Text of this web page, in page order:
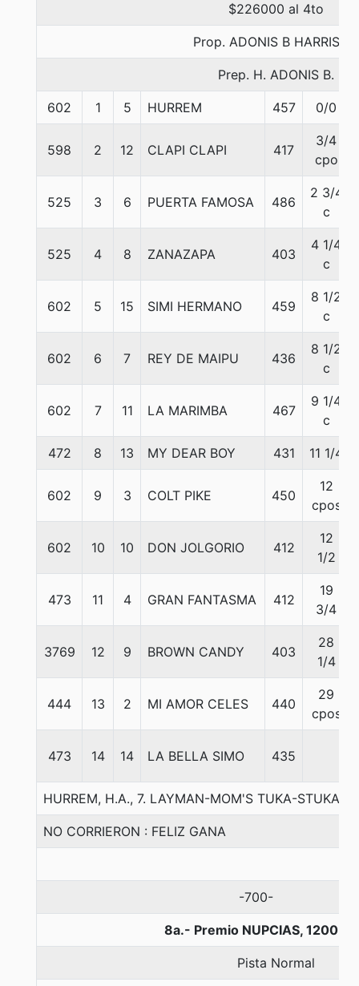
$226000 al 4to
Prop. ADONIS B HARRISON
Prep. H. ADONIS B.
602 1 5 HURREM 457 0/0
598 2 12 CLAPI CLAPI 417
3/4
cpo
525 3 6 PUERTA FAMOSA 486
2 3/4
c
525 4 8 ZANAZAPA 403
4 1/4
c
602 5 15 SIMI HERMANO 459
8 1/2
c
602 6 7 REY DE MAIPU 436
8 1/2
c
602 7 11 LA MARIMBA 467
9 1/4
c
472 8 13 MY DEAR BOY 431 11 1/4
602 9 3 COLT PIKE 450
12
cpos
602 10 10 DON JOLGORIO 412
12
1/2
473 11 4 GRAN FANTASMA 412
19
3/4
3769 12 9 BROWN CANDY 403
28
1/4
444 13 2 MI AMOR CELES 440
29
cpos
473 14 14 LA BELLA SIMO 435
HURREM, H.A., 7. LAYMAN-MOM'S TUKA-STUKA II
NO CORRIERON : FELIZ GANA
-700-
8a.- Premio NUPCIAS, 1200
Pista Normal